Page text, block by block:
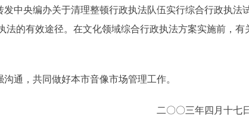
中央编办关于清理整顿行政执法队伍实行综合行政执法
法的有效途径。在文化领域综合行政执法方案实施前，有
通，共同做好本市音像市场管理工作。
二〇〇三年四月十七